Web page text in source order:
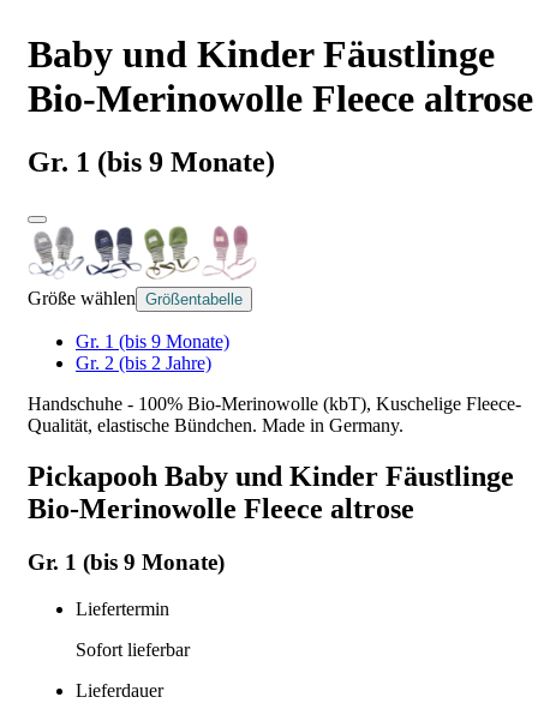
Baby und Kinder Fäustlinge
Bio-Merinowolle Fleece altrose
Gr. 1 (bis 9 Monate)
Größe wählen Größentabelle
Gr. 1 (bis 9 Monate)
Gr. 2 (bis 2 Jahre)
Handschuhe - 100% Bio-Merinowolle (kbT), Kuschelige Fleece-
Qualität, elastische Bündchen. Made in Germany.
Pickapooh Baby und Kinder Fäustlinge
Bio-Merinowolle Fleece altrose
Gr. 1 (bis 9 Monate)
Liefertermin
Sofort lieferbar
Lieferdauer